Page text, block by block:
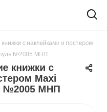
с наклейками и постером
№2005 МНП
книжки с
Maxi
№2005 МНП